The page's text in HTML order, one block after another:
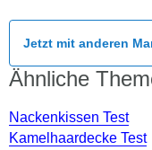
Jetzt mit anderen
Ähnliche
Nackenkissen Test
Kamelhaardecke Test